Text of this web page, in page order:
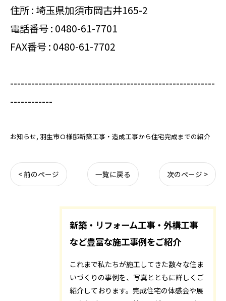
住所 : 埼玉県加須市岡古井165-2
電話番号 : 0480-61-7701
FAX番号 : 0480-61-7702
----------------------------------------------------------
------------
お知らせ 羽生市Ｏ様邸新築工事・造成工事から住宅完成までの紹介
< 前のページ 一覧に戻る 次のページ >
新築・リフォーム工事・外構工事
など豊富な施工事例をご紹介
これまで私たちが施工してきた数々な住ま
いづくりの事例を、写真とともに詳しくご
紹介しております。完成住宅の体感会や展